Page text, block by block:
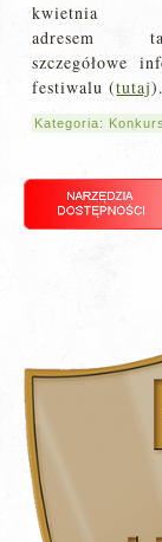
adresem
szczegółowe
festiwalu (tutaj).
Kategoria: